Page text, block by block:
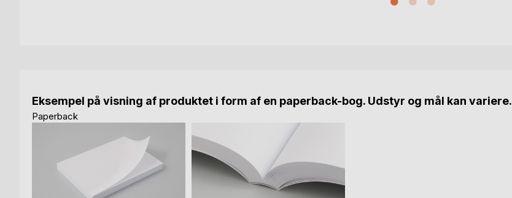
Eksempel på visning af produktet i form af en paperback-bog. Udstyr og mål kan variere.
Paperback